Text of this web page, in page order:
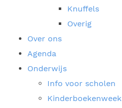
Knuffels
Overig
Over ons
Agenda
Onderwijs
Info voor scholen
Kinderboekenweek